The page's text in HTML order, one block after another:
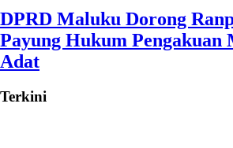
DPRD Maluku Dorong
Payung Hukum Pengakuan
Adat
Terkini